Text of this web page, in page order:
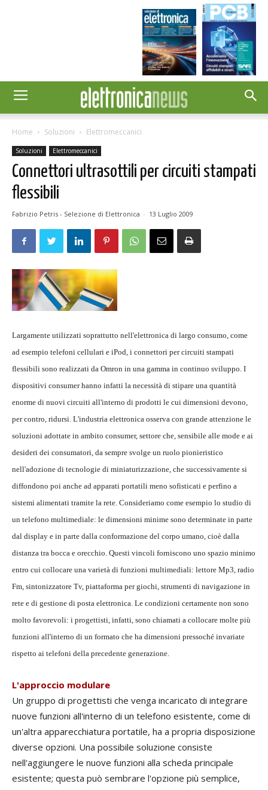
Home Soluzioni Elettromeccanici
Soluzioni Elettromeccanici
Connettori ultrasottili per circuiti stampati
flessibili
Fabrizio Petris - Selezione di Elettronica - 13 Luglio 2009
Largamente utilizzati soprattutto nell'elettronica di largo consumo, come
ad esempio telefoni cellulari e iPod, i connettori per circuiti stampati
flessibili sono realizzati da Omron in una gamma in continuo sviluppo. I
dispositivi consumer hanno infatti la necessità di stipare una quantità
enorme di nuovi circuiti all'interno di prodotti le cui dimensioni devono,
per contro, ridursi. L'industria elettronica osserva con grande attenzione le
soluzioni adottate in ambito consumer, settore che, sensibile alle mode e ai
desideri dei consumatori, da sempre svolge un ruolo pionieristico
nell'adozione di tecnologie di miniaturizzazione, che successivamente si
diffondono poi anche ad apparati portatili meno sofisticati e perfino a
sistemi alimentati tramite la rete. Consideriamo come esempio lo studio di
un telefono multimediale: le dimensioni minime sono determinate in parte
dal display e in parte dalla conformazione del corpo umano, cioè dalla
distanza tra bocca e orecchio. Questi vincoli forniscono uno spazio minimo
entro cui collocare una varietà di funzioni multimediali: lettore Mp3, radio
Fm, sintonizzatore Tv, piattaforma per giochi, strumenti di navigazione in
rete e di gestione di posta elettronica. Le condizioni certamente non sono
molto favorevoli: i progettisti, infatti, sono chiamati a collocare molte più
funzioni all'interno di un formato che ha dimensioni pressoché invariate
rispetto ai telefoni della precedente generazione.
L'approccio modulare
Un gruppo di progettisti che venga incaricato di integrare
nuove funzioni all'interno di un telefono esistente, come di
un'altra apparecchiatura portatile, ha a propria disposizione
diverse opzioni. Una possibile soluzione consiste
nell'aggiungere le nuove funzioni alla scheda principale
esistente; questa può sembrare l'opzione più semplice,